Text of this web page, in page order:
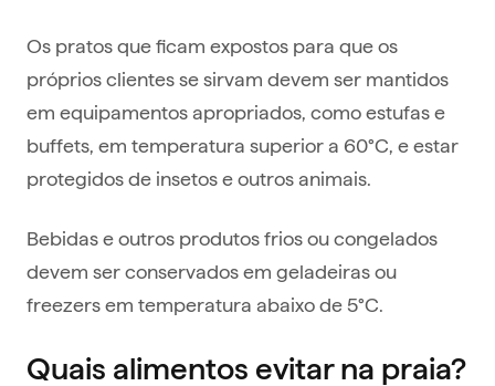
Os pratos que ficam expostos para que os
próprios clientes se sirvam devem ser mantidos
em equipamentos apropriados, como estufas e
buffets, em temperatura superior a 60°C, e estar
protegidos de insetos e outros animais.
Bebidas e outros produtos frios ou congelados
devem ser conservados em geladeiras ou
freezers em temperatura abaixo de 5°C.
Quais alimentos evitar na praia?